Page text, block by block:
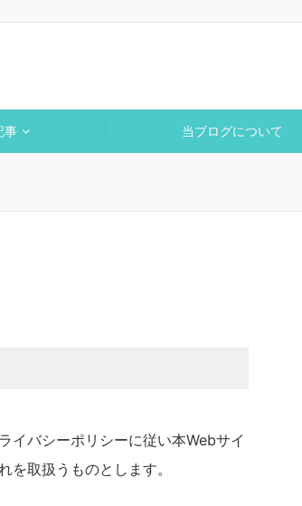
事 当ブログについて
イバシーポリシーに従い本Webサイ
を取扱うものとします。